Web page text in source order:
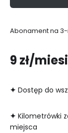
Abonament na
9 zł/
✦ Dostęp do
✦ Kilometrówki
miejsca